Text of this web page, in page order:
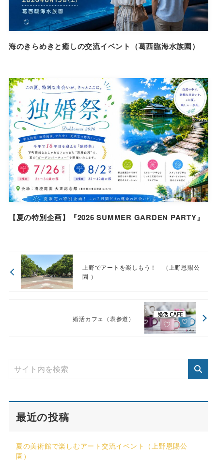
海のきらめきと癒しの交流イベント（葛西臨海水族園）
【夏の特別企画】『2026 SUMMER GARDEN PARTY』
上野でアートを楽しもう！ （上野恩賜公
園 ）
婚活カフェ（表参道）
最近の投稿
夏の美術館で楽しむアート交流イベント（上野恩賜公
園）